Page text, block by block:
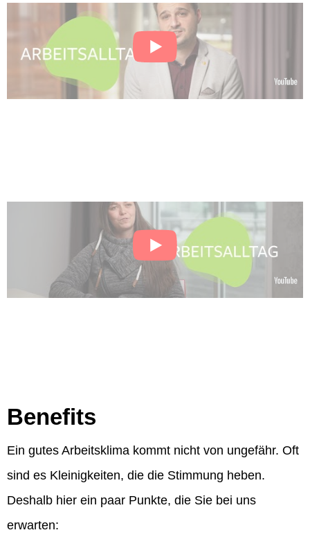
Benefits
Ein gutes Arbeitsklima kommt nicht von ungefähr. Oft
sind es Kleinigkeiten, die die Stimmung heben.
Deshalb hier ein paar Punkte, die Sie bei uns
erwarten: